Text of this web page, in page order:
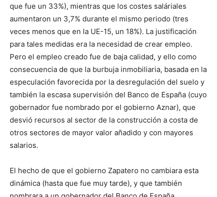
que fue un 33%), mientras que los costes saláriales
aumentaron un 3,7% durante el mismo periodo (tres
veces menos que en la UE-15, un 18%). La justificación
para tales medidas era la necesidad de crear empleo.
Pero el empleo creado fue de baja calidad, y ello como
consecuencia de que la burbuja inmobiliaria, basada en la
especulación favorecida por la desregulación del suelo y
también la escasa supervisión del Banco de España (cuyo
gobernador fue nombrado por el gobierno Aznar), que
desvió recursos al sector de la construcción a costa de
otros sectores de mayor valor añadido y con mayores
salarios.
El hecho de que el gobierno Zapatero no cambiara esta
dinámica (hasta que fue muy tarde), y que también